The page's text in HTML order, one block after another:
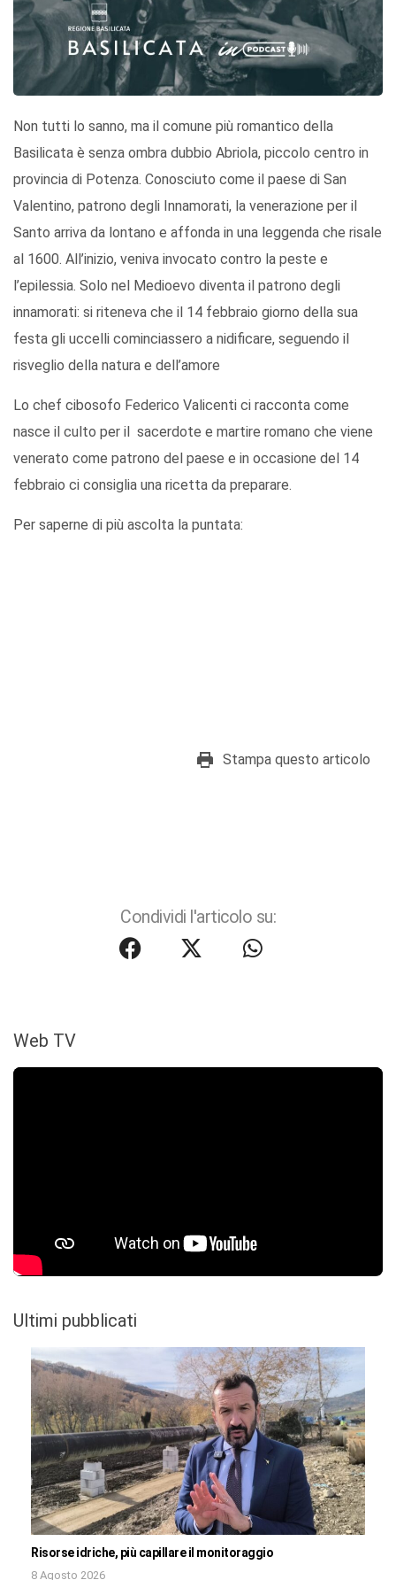
Non tutti lo sanno, ma il comune più romantico della
Basilicata è senza ombra dubbio Abriola, piccolo centro in
provincia di Potenza. Conosciuto come il paese di San
Valentino, patrono degli Innamorati, la venerazione per il
Santo arriva da lontano e affonda in una leggenda che risale
al 1600. All’inizio, veniva invocato contro la peste e
l’epilessia. Solo nel Medioevo diventa il patrono degli
innamorati: si riteneva che il 14 febbraio giorno della sua
festa gli uccelli cominciassero a nidificare, seguendo il
risveglio della natura e dell’amore
Lo chef cibosofo Federico Valicenti ci racconta come
nasce il culto per il sacerdote e martire romano che viene
venerato come patrono del paese e in occasione del 14
febbraio ci consiglia una ricetta da preparare.
Per saperne di più ascolta la puntata:
Stampa questo articolo
Condividi l'articolo su:
Web TV
Ultimi pubblicati
Risorse idriche, più capillare il monitoraggio
8 Agosto 2026